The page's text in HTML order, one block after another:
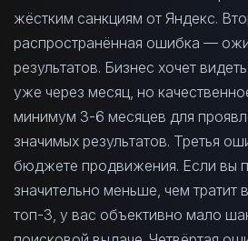
жёстким санкциям от Яндекс.
распространённая ошибка —
результатов. Бизнес хочет
уже через месяц, но
минимум 3-6 месяцев для
значимых результатов. Третья
бюджете продвижения. Если вы
значительно меньше, чем тратит
топ-3, у вас объективно мало